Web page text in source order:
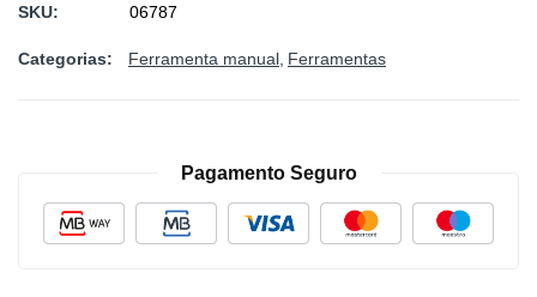
SKU 06787
Categorias: Ferramenta manual Ferramentas
Pagamento Seguro